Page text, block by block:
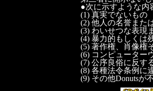
●次に示すような内
(1) 真実でないもの
(2) 他人の名誉また
(3) わいせつな表現
(4) 暴力的もしくは
(5) 著作権、肖像権
(6) コンピューター
(7) 公序良俗に反す
(8) 各種法令条例に
(9) その他Donutsが